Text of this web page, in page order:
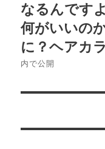
ビ
ゲ
ー
シ
なるんです
何がいいの
に？ヘアカ
内で公開